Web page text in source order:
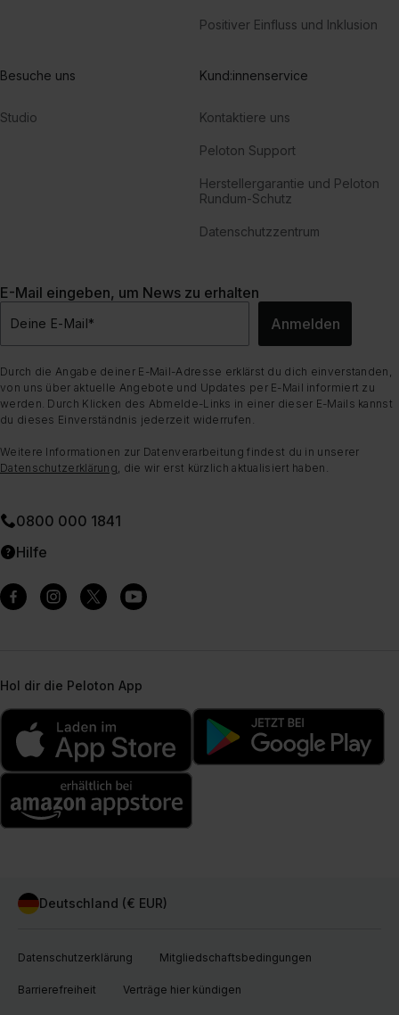
Positiver Einfluss und Inklusion
Besuche uns
Studio
Kund:innenservice
Kontaktiere uns
Peloton Support
Herstellergarantie und Peloton
Rundum-Schutz
Datenschutzzentrum
E-Mail eingeben, um News zu erhalten
Deine E-Mail* Anmelden
Durch die Angabe deiner E-Mail-Adresse erklärst du dich einverstanden,
von uns über aktuelle Angebote und Updates per E-Mail informiert zu
werden. Durch Klicken des Abmelde-Links in einer dieser E-Mails kannst
du dieses Einverständnis jederzeit widerrufen.
Weitere Informationen zur Datenverarbeitung findest du in unserer
Datenschutzerklärung, die wir erst kürzlich aktualisiert haben.
0800 000 1841
Hilfe
Hol dir die Peloton App
Deutschland (€ EUR)
Datenschutzerklärung Mitgliedschaftsbedingungen
Barrierefreiheit Verträge hier kündigen